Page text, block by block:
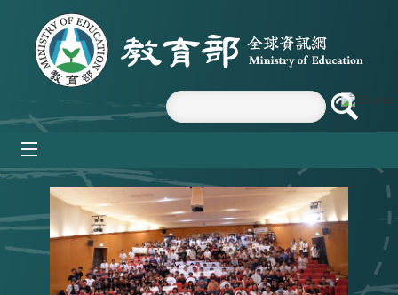
跳到主要內容區塊
:::